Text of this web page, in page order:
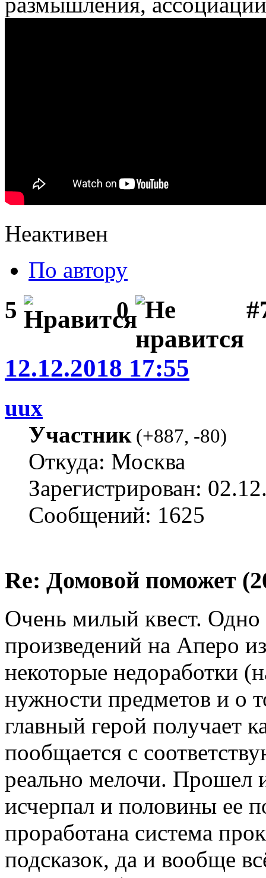
Неактивен
По автору
5 0
12.12.2018 17:55
uux
Участник(+887, -80)
Откуда: Москва
Зарегистрирован:
Сообщений: 1625
Re: Домовой поможет
Очень милый квест.
произведений на Аперо
некоторые недоработки
нужности предметов и о
главный герой получает
пообщается с
реально мелочи. Прошел
исчерпал и половины ее
проработана система
подсказок, да и вообще